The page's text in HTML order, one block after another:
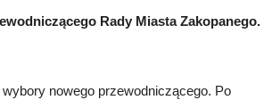
Rady Miasta Zakopanego.
nowego przewodniczącego. Po